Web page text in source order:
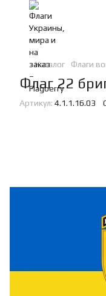
Каталог Флаги
Флаг 22
Артикул: 4.1.1.16.03